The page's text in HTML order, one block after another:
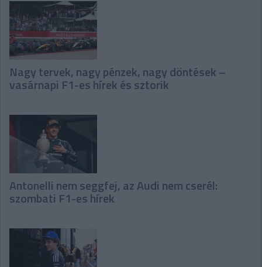
Nagy tervek, nagy pénzek, nagy döntések –
vasárnapi F1-es hírek és sztorik
Antonelli nem seggfej, az Audi nem cserél:
szombati F1-es hírek